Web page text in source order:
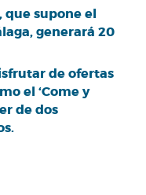
supone el
generará 20
de ofertas
el ‘Come y
de dos